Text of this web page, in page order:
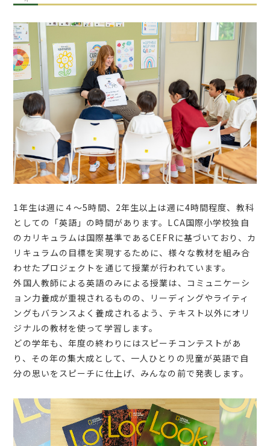
1年生は週に４～5時間、2年生以上は週に4時間程度、教科
としての「英語」の時間があります。LCA国際小学校独自
のカリキュラムは国際基準であるCEFRに基づいており、カ
リキュラムの目標を実現するために、様々な教材を組み合
わせたプロジェクトを通じて授業が行われています。
外国人教師による英語のみによる授業は、コミュニケーシ
ョン力養成が重視されるものの、リーディングやライティ
ングもバランスよく養成されるよう、テキスト以外にオリ
ジナルの教材を使って学習します。
どの学年も、年度の終わりにはスピーチコンテストがあ
り、その年の集大成として、一人ひとりの児童が英語で自
分の思いをスピーチに仕上げ、みんなの前で発表します。